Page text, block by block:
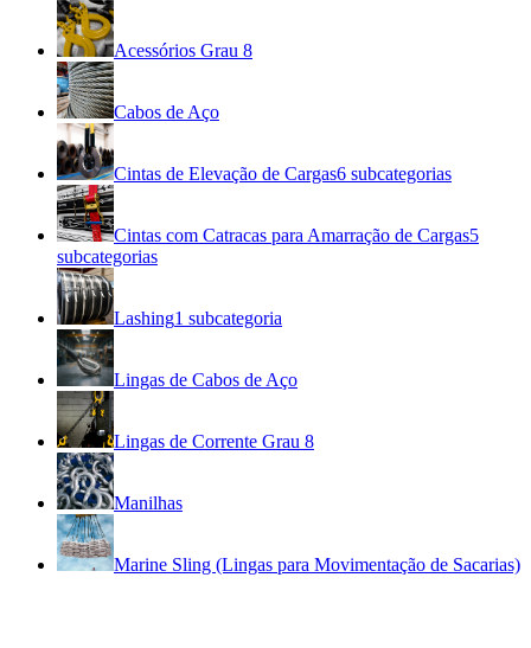
Acessórios Grau 8
Cabos de Aço
Cintas de Elevação de Cargas6 subcategorias
Cintas com Catracas para Amarração de Cargas5
subcategorias
Lashing1 subcategoria
Lingas de Cabos de Aço
Lingas de Corrente Grau 8
Manilhas
Marine Sling (Lingas para Movimentação de Sacarias)